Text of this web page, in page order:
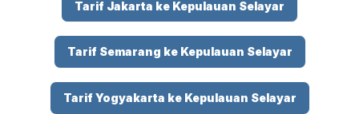
Tarif Jakarta ke Kepulauan Selayar
Tarif Semarang ke Kepulauan Selayar
Tarif Yogyakarta ke Kepulauan Selayar